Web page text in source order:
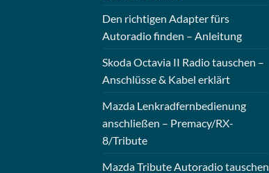
Den richtigen Adapter fürs
Autoradio finden – Anleitung
Skoda Octavia II Radio tauschen –
Anschlüsse & Kabel erklärt
Mazda Lenkradfernbedienung
anschließen – Premacy/RX-
8/Tribute
Mazda Tribute Autoradio tauschen